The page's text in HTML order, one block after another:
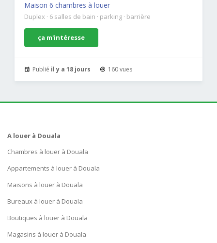
Maison 6 chambres à louer
Duplex · 6 salles de bain · parking · barrière
ça m'intéresse
Publié il y a 18 jours 160 vues
A louer à Douala
Chambres à louer à Douala
Appartements à louer à Douala
Maisons à louer à Douala
Bureaux à louer à Douala
Boutiques à louer à Douala
Magasins à louer à Douala